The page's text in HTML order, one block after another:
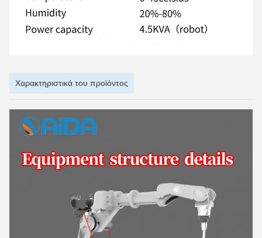
Χαρακτηριστικά του προϊόντος